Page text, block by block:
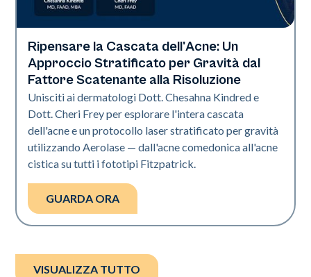
Neo Elite
Ripensare la Cascata dell'Acne: Un
Approccio Stratificato per Gravità dal
Fattore Scatenante alla Risoluzione
Unisciti ai dermatologi Dott. Chesahna Kindred e
Dott. Cheri Frey per esplorare l'intera cascata
dell'acne e un protocollo laser stratificato per gravità
utilizzando Aerolase — dall'acne comedonica all'acne
cistica su tutti i fototipi Fitzpatrick.
GUARDA ORA
VISUALIZZA TUTTO